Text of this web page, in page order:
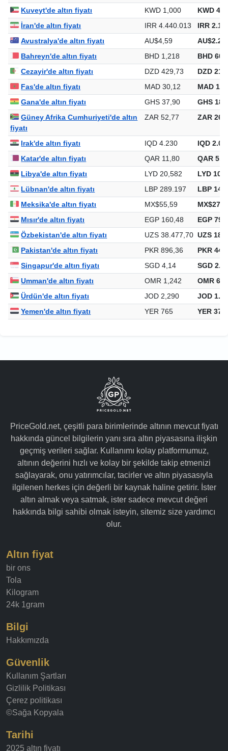
Kuveyt'de altın fiyatı
KWD 1,000
KWD
İran'de altın fiyatı
IRR 4.440.013
IRR
Avustralya'de altın fiyatı
AU$4,59
Bahreyn'de altın fiyatı
BHD 1,218
BHD
Cezayir'de altın fiyatı
DZD 429,73
DZD
Fas'de altın fiyatı
MAD 30,12
MAD
Gana'de altın fiyatı
GHS 37,90
GHS
Güney Afrika Cumhuriyeti'de altın
fiyatı
ZAR 52,77 ZAR
Irak'de altın fiyatı IQD 4.230
IQD
Katar'de altın fiyatı
QAR 11,80
QAR
Libya'de altın fiyatı
LYD 20,582
LYD
Lübnan'de altın fiyatı
LBP 289.197
LBP
Meksika'de altın fiyatı
MX$55,59
Mısır'de altın fiyatı
EGP 160,48
EGP
Özbekistan'de altın fiyatı
UZS 38.477,70 UZS
Pakistan'de altın fiyatı
PKR 896,36
PKR
Singapur'de altın fiyatı
SGD 4,14
SGD
Umman'de altın fiyatı
OMR 1,242
OMR
Ürdün'de altın fiyatı
JOD 2,290
JOD
Yemen'de altın fiyatı
YER 765 YER
PriceGold.net, çeşitli para birimlerinde altının mevcut fiyatı
hakkında güncel bilgilerin yanı sıra altın piyasasına ilişkin
geçmiş verileri sağlar. Kullanımı kolay platformumuz,
altının değerini hızlı ve kolay bir şekilde takip etmenizi
sağlayarak, onu yatırımcılar, tacirler ve altın piyasasıyla
ilgilenen herkes için değerli bir kaynak haline getirir. İster
altın almak veya satmak, ister sadece mevcut değeri
hakkında bilgi sahibi olmak isteyin, sitemiz size yardımcı
olur.
Altın fiyat
bir ons
Tola
Kilogram
24k 1gram
Bilgi
Hakkımızda
Güvenlik
Kullanım Şartları
Gizlilik Politikası
Çerez politikası
©Sağa Kopyala
Tarihi
2025 altın fiyatı